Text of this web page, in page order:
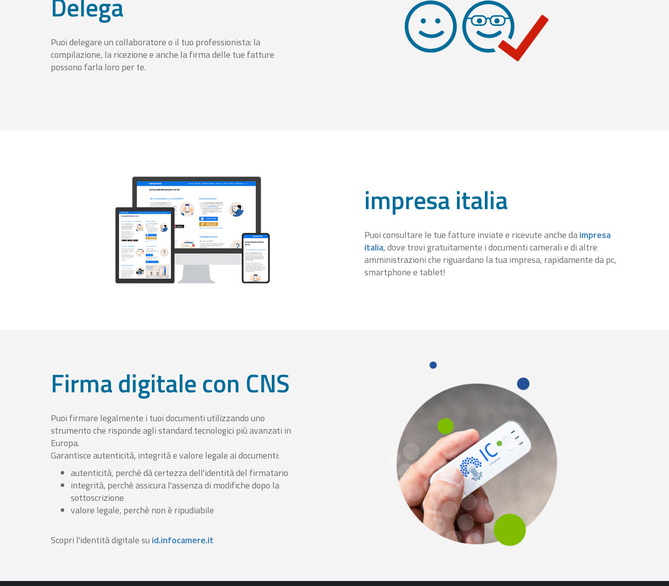
Puoi delegare un collaboratore o il tuo professionista: la
compilazione, la ricezione e anche la firma delle tue fatture
possono farla loro per te.
impresa italia
Puoi consultare le tue fatture inviate e ricevute anche daimpresa
italia, dove trovi gratuitamente i documenti camerali e di altre
amministrazioni che riguardano la tua impresa, rapidamente da pc,
smartphone e tablet!
Firma digitale con CNS
Puoi firmare legalmente i tuoi documenti utilizzando uno
strumento che risponde agli standard tecnologici più avanzati in
Europa.
Garantisce autenticità, integrità e valore legale ai documenti:
autenticità, perchè dà certezza dell'identità del firmatario
integrità, perchè assicura l'assenza di modifiche dopo la
sottoscrizione
valore legale, perchè non è ripudiabile
Scopri l'identità digitale su id.infocamere.it